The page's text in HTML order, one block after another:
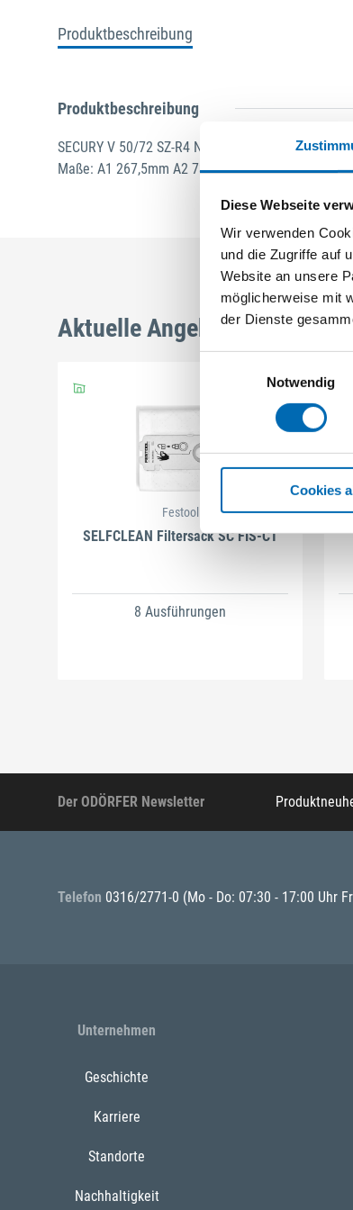
Diese Webseite
Wir verwenden
und die Zugriffe auf
Website an unsere
möglicherweise mit
der Dienste
Notwendig
Cookies
Produktbeschreibung
Produktbeschreibung
SECURY V 50/72 SZ-R4 Nuss: 8mm Kennkerbe:
Maße: A1 267,5mm A2 737,5mm B1 402,5mm B2
Aktuelle Angebote
Festool
SELFCLEAN Filtersack SC FIS-CT
8 Ausführungen
Der ODÖRFER Newsletter
Telefon 0316/2771-0 (Mo - Do: 07:30 - 17:00 Uhr
Unternehmen
Geschichte
Karriere
Standorte
Nachhaltigkeit